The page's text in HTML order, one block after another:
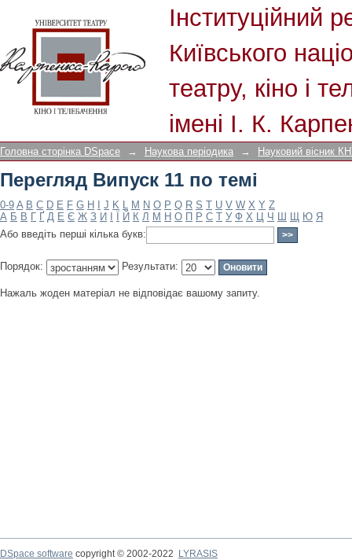
Інституційний
Київського
театру, кіно і
імені І. К.
Перегляд Випуск 11 по темі
Головна сторінка DSpace → Наукова періодика → Науковий вісник
Перегляд Випуск 11 по темі
0-9 A B C D E F G H J K L M N O P Q R S T U V W X Y Z
А Б В Г Ґ Д Е Є Ж З И Й К Л М Н О П Р С Т У Ф Х Ц Ч Ш Щ Ю Я
Або введіть перші кілька букв:
Порядок: Результати:
Нажаль жоден матеріал не відповідає вашому запиту.
DSpace software copyright © 2002-2022
LYRASIS